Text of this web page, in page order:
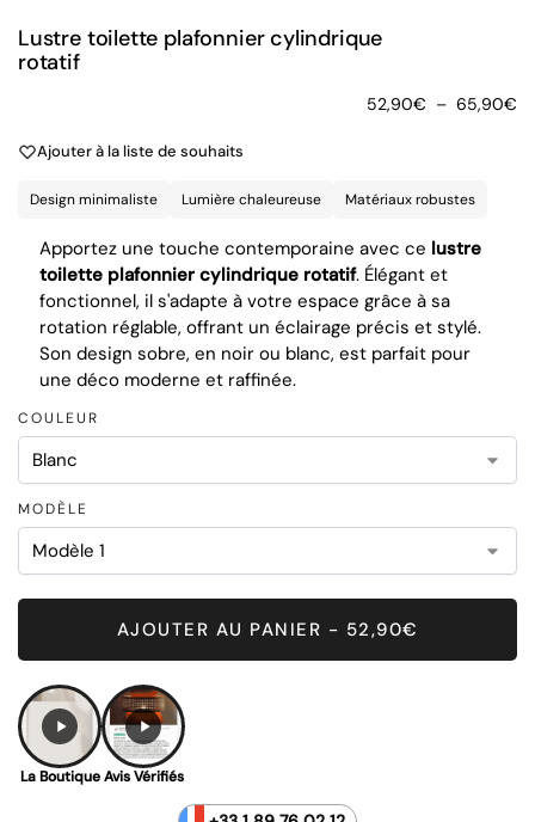
Lustre toilette plafonnier cylindrique
rotatif
52,90€ – 65,90€
Ajouter à la liste de souhaits
Design minimaliste Lumière chaleureuse Matériaux robustes
Apportez une touche contemporaine avec ce lustre
toilette plafonnier cylindrique rotatif. Élégant et
fonctionnel, il s'adapte à votre espace grâce à sa
rotation réglable, offrant un éclairage précis et stylé.
Son design sobre, en noir ou blanc, est parfait pour
une déco moderne et raffinée.
COULEUR
MODÈLE
AJOUTER AU PANIER - 52,90€
La Boutique Avis Vérifiés